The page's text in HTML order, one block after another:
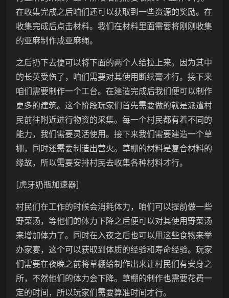
在收集完成之后咱们还可以获取到一些资源的奖励。在
收集完成后点击材料。我们在材料里面需要将刚刚收集
的亚麻制作成亚麻绳。
之后扔下去便可以将下面的两个人给拉上来。因为其中
的长英受伤了，咱们需要对其使用断续膏才行。接下来
咱们需要制作一个工台。在建造完成后我们便可以制作
更多的建筑。这个阶段玩家们首先需要做的就是派遣村
民前往附近进行物资的采集。每一个村民都有着不同的
能力，我们需要灵活使用。接下来我们需要建造一个草
棚，同时还需要制造出营火。草棚的材料是复合材料的
缘故，所以需要安排村民去收集各种材料才行。
[虎牙奶瓶加速器]
村民们在工作的时候会消耗体力，咱们可以提前做一些
野菜汤，等他们的体力下降之后便可以对其使用野菜汤
来增加体力了。同时在入夜之后也可以用这些食物来举
办家宴，这个可以获取到体质的经验和寿命经验。玩家
们需要在夜晚之前将草棚给制作出来让村民们有安身之
所，不然他们的体力会下降。草棚的制作也需要花费一
定的时间，所以玩家们需要算准时间才行。